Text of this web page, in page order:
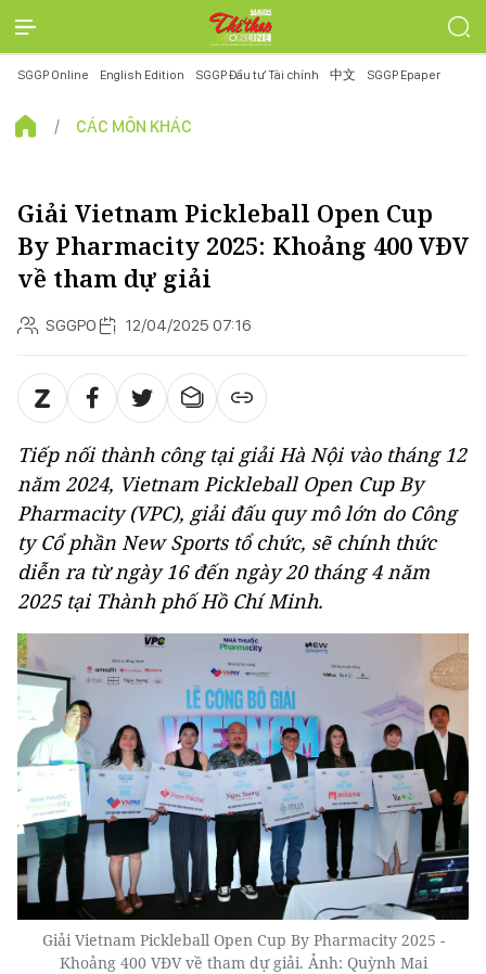
SGGP Online English Edition SGGP Đầu tư Tài chính 中文 SGGP Epaper
CÁC MÔN KHÁC
Giải Vietnam Pickleball Open Cup
By Pharmacity 2025: Khoảng 400 VĐV
về tham dự giải
SGGPO 12/04/2025 07:16
Tiếp nối thành công tại giải Hà Nội vào tháng 12
năm 2024, Vietnam Pickleball Open Cup By
Pharmacity (VPC), giải đấu quy mô lớn do Công
ty Cổ phần New Sports tổ chức, sẽ chính thức
diễn ra từ ngày 16 đến ngày 20 tháng 4 năm
2025 tại Thành phố Hồ Chí Minh.
Giải Vietnam Pickleball Open Cup By Pharmacity 2025 -
Khoảng 400 VĐV về tham dự giải. Ảnh: Quỳnh Mai